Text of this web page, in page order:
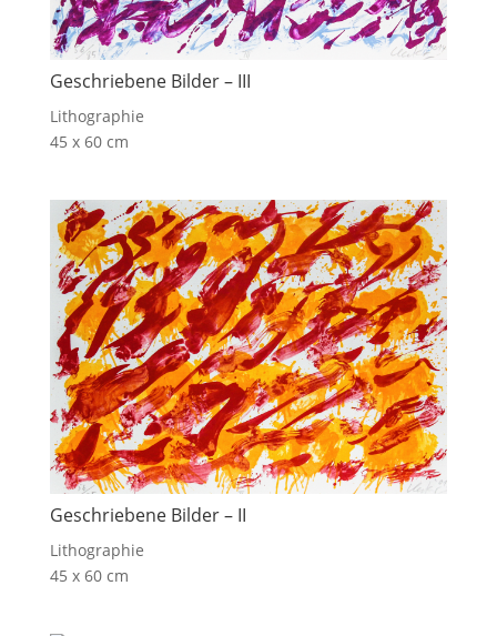
Geschriebene Bilder – III
Lithographie
45 x 60 cm
Geschriebene Bilder – II
Lithographie
45 x 60 cm